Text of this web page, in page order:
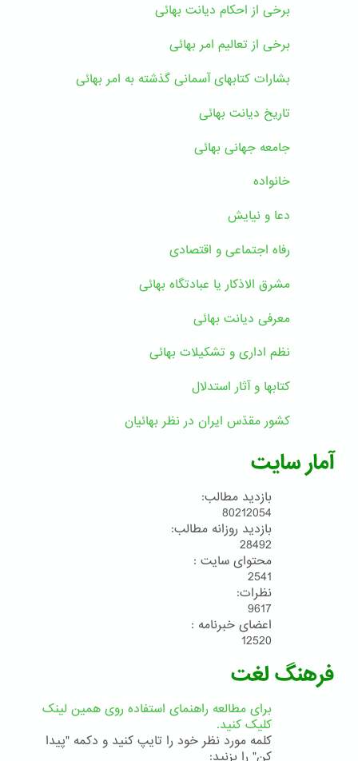
برخی از احکام دیانت بهائی
برخی از تعالیم امر بهائی
بشارات کتابهای آسمانی گذشته به امر بهائی
تاریخ دیانت بهائی
جامعه جهانی بهائی
خانواده
دعا و نیایش
رفاه اجتماعی و اقتصادی
مشرق الاذکار یا عبادتگاه بهائی
معرفی دیانت بهائی
نظم اداری و تشکیلات بهائی
کتابها و آثار استدلال
کشور مقدّس ایران در نظر بهائیان
آمار سایت
بازدید مطالب:
80212054
بازدید روزانه مطالب:
28492
محتوای سایت :
2541
نظرات:
9617
اعضای خبرنامه :
12520
فرهنگ لغت
برای مطالعه راهنمای استفاده روی همین لینک
کلیک کنید.
کلمه مورد نظر خود را تایپ کنید و دکمه "پیدا
کن" را بزنید: